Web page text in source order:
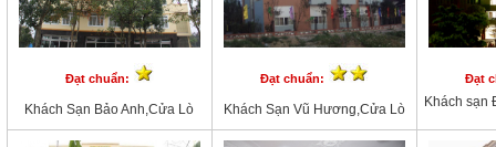
Đạt chuẩn:
Khách Sạn Bảo Anh,Cửa Lò
Đạt chuẩn:
Khách Sạn Vũ Hương,Cửa Lò
Đạt
Khách sạn